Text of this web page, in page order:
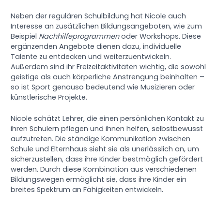
Neben der regulären Schulbildung hat Nicole auch
Interesse an zusätzlichen Bildungsangeboten, wie zum
Beispiel Nachhilfeprogrammenoder Workshops. Diese
ergänzenden Angebote dienen dazu, individuelle
Talente zu entdecken und weiterzuentwickeln.
Außerdem sind ihr Freizeitaktivitäten wichtig, die sowohl
geistige als auch körperliche Anstrengung beinhalten –
so ist Sport genauso bedeutend wie Musizieren oder
künstlerische Projekte.
Nicole schätzt Lehrer, die einen persönlichen Kontakt zu
ihren Schülern pflegen und ihnen helfen, selbstbewusst
aufzutreten. Die ständige Kommunikation zwischen
Schule und Elternhaus sieht sie als unerlässlich an, um
sicherzustellen, dass ihre Kinder bestmöglich gefördert
werden. Durch diese Kombination aus verschiedenen
Bildungswegen ermöglicht sie, dass ihre Kinder ein
breites Spektrum an Fähigkeiten entwickeln.